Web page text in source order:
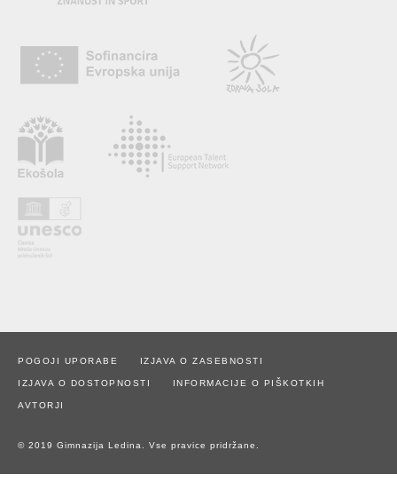
POGOJI UPORABE IZJAVA O ZASEBNOSTI
IZJAVA O DOSTOPNOSTI INFORMACIJE O PIŠKOTKIH
AVTORJI
© 2019 Gimnazija Ledina. Vse pravice pridržane.